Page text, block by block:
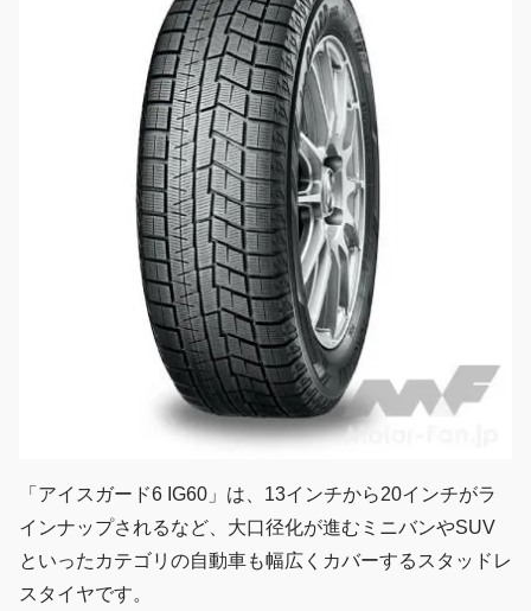
「アイスガード6 IG60」は、13インチから20インチがラ
インナップされるなど、大口径化が進むミニバンやSUV
といったカテゴリの自動車も幅広くカバーするスタッドレ
スタイヤです。